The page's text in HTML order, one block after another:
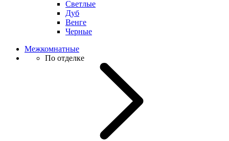
Светлые
Дуб
Венге
Черные
Межкомнатные
По отделке